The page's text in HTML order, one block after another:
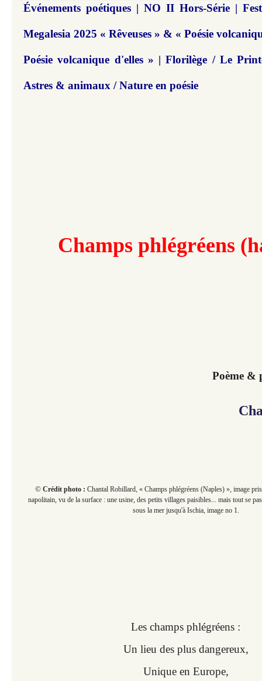
Événements poétiques | NO II Hors-Série |
Megalesia 2025 « Rêveuses » & « Poésie
Poésie volcanique d'elles » | Florilège / Le
Astres & animaux / Nature en poésie
Champs phlégréens
Poème &
© Crédit photo : Chantal Robillard, « Champs phlégréens (Naples) », image
napolitain, vu de la surface : une usine, des petits villages paisibles... mais tout se
sous la mer jusqu'à Ischia, image no 1.
Les champs phlégréens :
Un lieu des plus dangereux,
Unique en Europe,